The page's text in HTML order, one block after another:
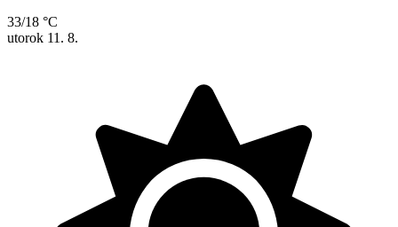
33/18 °C
utorok 11. 8.